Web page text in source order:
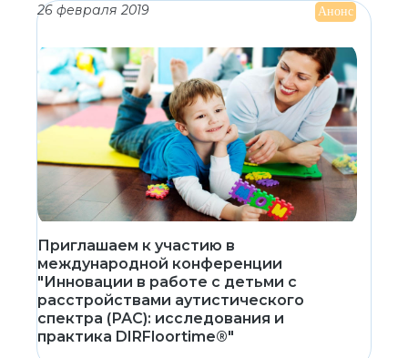
26 февраля 2019 Анонс
Приглашаем к участию в
международной конференции
"Инновации в работе с детьми с
расстройствами аутистического
спектра (РАС): исследования и
практика DIRFloortime®"